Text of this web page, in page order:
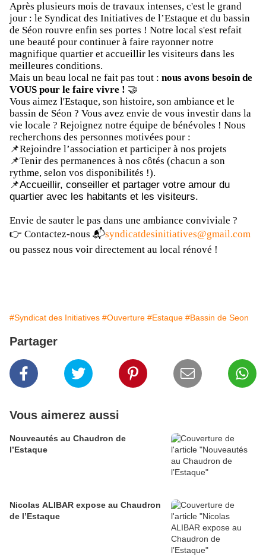
Après plusieurs mois de travaux intenses, c'est le grand
jour : le Syndicat des Initiatives de l’Estaque et du bassin
de Séon rouvre enfin ses portes ! Notre local s'est refait
une beauté pour continuer à faire rayonner notre
magnifique quartier et accueillir les visiteurs dans les
meilleures conditions.
Mais un beau local ne fait pas tout : nous avons besoin de
VOUS pour le faire vivre ! 🤝
Vous aimez l'Estaque, son histoire, son ambiance et le
bassin de Séon ? Vous avez envie de vous investir dans la
vie locale ? Rejoignez notre équipe de bénévoles ! Nous
recherchons des personnes motivées pour :
📌Rejoindre l’association et participer à nos projets
📌Tenir des permanences à nos côtés (chacun a son
rythme, selon vos disponibilités !).
📌Accueillir, conseiller et partager votre amour du
quartier avec les habitants et les visiteurs.
Envie de sauter le pas dans une ambiance conviviale ?
👉 Contactez-nous 📬syndicatdesinitiatives@gmail.com
ou passez nous voir directement au local rénové !
#Syndicat des Initiatives #Ouverture #Estaque #Bassin de Seon
Partager
Vous aimerez aussi
Nouveautés au Chaudron de
l’Estaque
Nicolas ALIBAR expose au Chaudron
de l’Estaque